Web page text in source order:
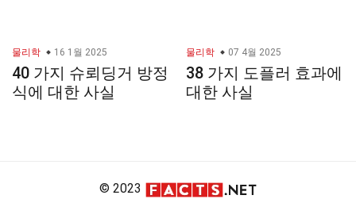
물리학 16 1월 2025
40 가지 슈뢰딩거 방정
식에 대한 사실
물리학 07 4월 2025
38 가지 도플러 효과에
대한 사실
© 2023